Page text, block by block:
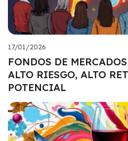
17/01/2026
FONDOS DE
ALTO RIESGO, ALTO
POTENCIAL